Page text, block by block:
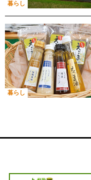
暮らし
暮らし